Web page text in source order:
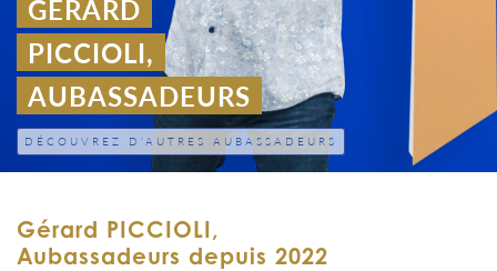
GÉRARD
PICCIOLI,
AUBASSADEURS
DÉCOUVREZ D'AUTRES AUBASSADEURS
Gérard PICCIOLI,
Aubassadeurs depuis 2022